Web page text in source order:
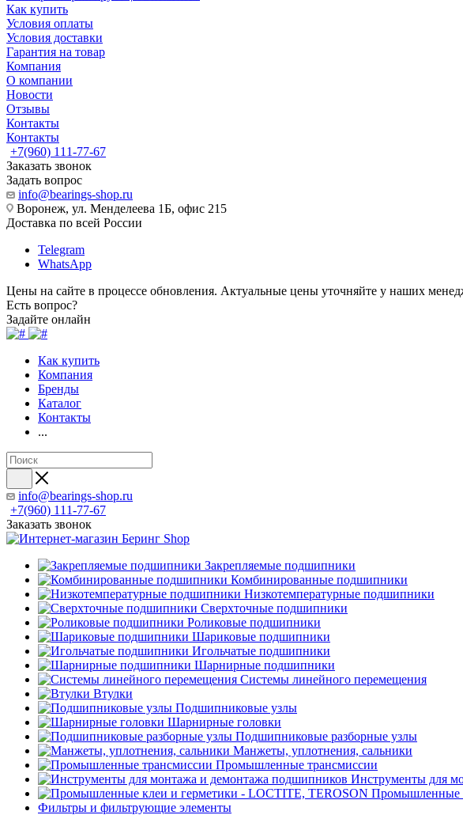
Как купить
Условия оплаты
Условия доставки
Гарантия на товар
Компания
О компании
Новости
Отзывы
Контакты
Контакты
+7(960) 111-77-67
Заказать звонок
Задать вопрос
info@bearings-shop.ru
Воронеж, ул. Менделеева 1Б, офис 215
Доставка по всей России
Telegram
WhatsApp
Цены на сайте в процессе обновления. Актуальные цены уточняйте у наших
Есть вопрос?
Задайте онлайн
Как купить
Компания
Бренды
Каталог
Контакты
...
info@bearings-shop.ru
+7(960) 111-77-67
Заказать звонок
Закрепляемые подшипники
Комбинированные подшипники
Низкотемпературные подшипники
Сверхточные подшипники
Роликовые подшипники
Шариковые подшипники
Игольчатые подшипники
Шарнирные подшипники
Системы линейного перемещения
Втулки
Подшипниковые узлы
Шарнирные головки
Подшипниковые разборные узлы
Манжеты, уплотнения, сальники
Промышленные трансмиссии
Инструменты для
Промышленные
Фильтры и фильтрующие элементы